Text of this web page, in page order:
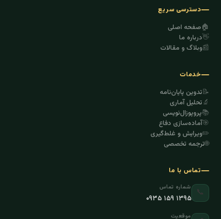
دسترسی سریع
🏠صفحه اصلی
👋درباره ما
📰وبلاگ و مقالات
خدمات
📝تدوین پایان‌نامه
🔬تحلیل آماری
📚پروپوزال‌نویسی
🎯آماده‌سازی دفاع
✏️ویرایش و غلط‌گیری
🌐ترجمه تخصصی
تماس با ما
📞 شماره تماس
۰۹۳۵ ۱۵۹ ۱۳۹۵
موقعیت